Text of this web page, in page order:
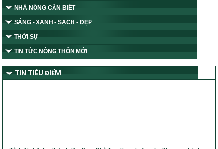
NHÀ NÔNG CẦN BIẾT
SÁNG - XANH - SẠCH - ĐẸP
THỜI SỰ
TIN TỨC NÔNG THÔN MỚI
TIN TIÊU ĐIỂM